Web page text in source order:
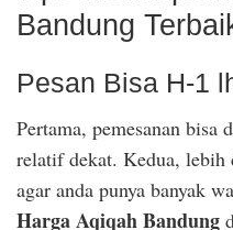
Bandung
Pesan Bisa H-1
Pertama, pemesanan bisa
relatif dekat. Kedua, lebih
agar anda punya banyak
Harga Aqiqah Bandung